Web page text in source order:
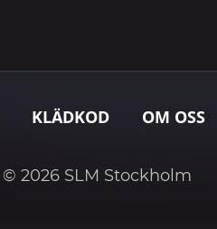
KLÄDKOD OM OSS
© 2026 SLM Stockholm